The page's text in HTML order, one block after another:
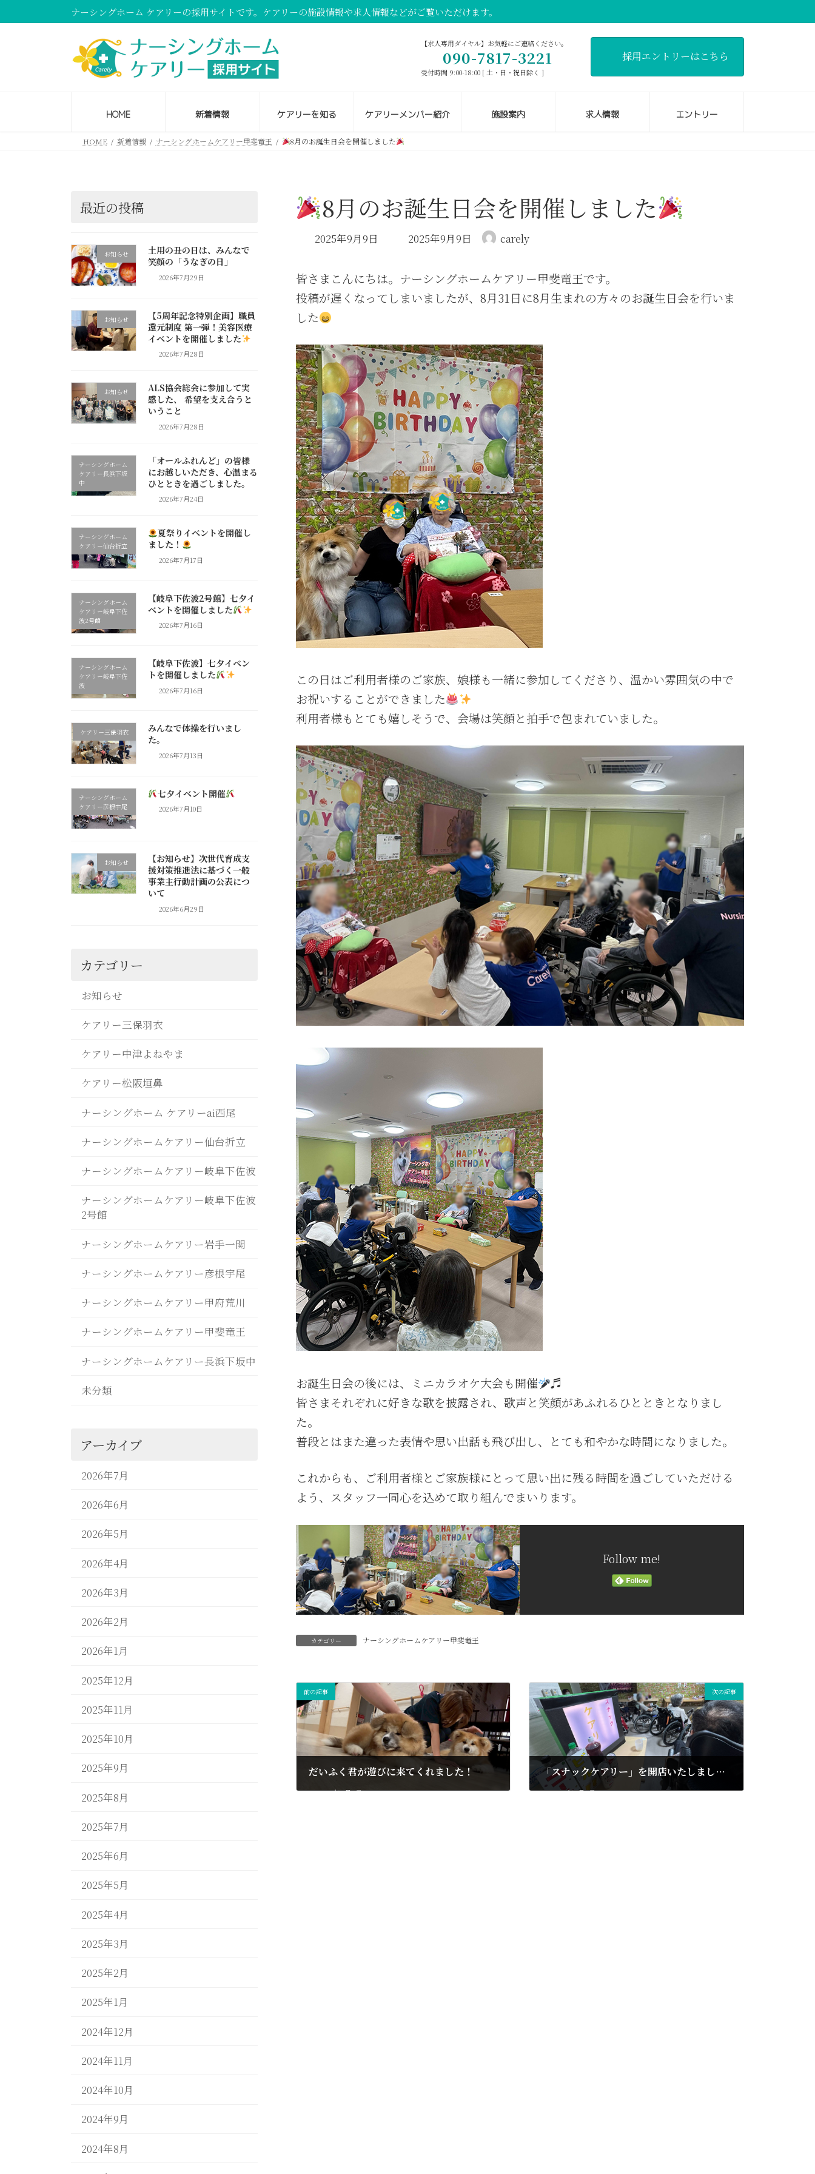
ン
ビ
ナーシングホーム ケアリーの採用サイトです。ケアリーの施設情報や求人情報などがご覧いただけます。
【求人専用ダイヤル】お気軽にご連絡ください。
090-7817-3221
受付時間 9:00-18:00 [ 土・日・祝日除く ]
採用エントリーはこちら
HOME 新着情報 ケアリーを知る ケアリーメンバー紹介 施設案内 求人情報 エントリー
HOME 新着情報 ナーシングホームケアリー甲斐竜王 8月のお誕生日会を開催しました
8月のお誕生日会を開催しました
2025年9月9日
最
新
日
2025年9月9日 carely
皆さまこんにちは。ナーシングホームケアリー甲斐竜王です。
投稿が遅くなってしまいましたが、8月31日に8月生まれの方々のお誕生日会を行いま
した
この日はご利用者様のご家族、娘様も一緒に参加してくださり、温かい雰囲気の中で
お祝いすることができました
利用者様もとても嬉しそうで、会場は笑顔と拍手で包まれていました。
お誕生日会の後には、ミニカラオケ大会も開催
♬
皆さまそれぞれに好きな歌を披露され、歌声と笑顔があふれるひとときとなりまし
た。
普段とはまた違った表情や思い出話も飛び出し、とても和やかな時間になりました。
これからも、ご利用者様とご家族様にとって思い出に残る時間を過ごしていただける
よう、スタッフ一同心を込めて取り組んでまいります。
Follow me!
カテゴリー ナーシングホームケアリー甲斐竜王
前の記事
だいふく君が遊びに来てくれました！
2025年9月9日
次の記事
「スナックケアリー」を開店いたしました！
2025年9月9日
最近の投稿
お知らせ
土用の丑の日は、みんなで
笑顔の「うなぎの日」
2026年7月29日
お知らせ
【5周年記念特別企画】職員
還元制度 第一弾！美容医療
イベントを開催しました
2026年7月28日
お知らせ
ALS協会総会に参加して実
感した、 希望を支え合うと
いうこと
2026年7月28日
ナーシングホーム
ケアリー長浜下坂
中
「オールふれんど」の皆様
にお越しいただき、心温まる
ひとときを過ごしました。
2026年7月24日
ナーシングホーム
ケアリー仙台折立
夏祭りイベントを開催し
ました！
2026年7月17日
ナーシングホーム
ケアリー岐阜下佐
波2号館
【岐阜下佐波2号館】七夕イ
ベントを開催しました
2026年7月16日
ナーシングホーム
ケアリー岐阜下佐
波
【岐阜下佐波】七夕イベン
トを開催しました
2026年7月16日
ケアリー三保羽衣
みんなで体操を行いまし
た。
2026年7月13日
ナーシングホーム
ケアリー彦根宇尾
七夕イベント開催
2026年7月10日
お知らせ
【お知らせ】次世代育成支
援対策推進法に基づく一般
事業主行動計画の公表につ
いて
2026年6月29日
カテゴリー
お知らせ
ケアリー三保羽衣
ケアリー中津よねやま
ケアリー松阪垣鼻
ナーシングホーム ケアリーai西尾
ナーシングホームケアリー仙台折立
ナーシングホームケアリー岐阜下佐波
ナーシングホームケアリー岐阜下佐波
2号館
ナーシングホームケアリー岩手一関
ナーシングホームケアリー彦根宇尾
ナーシングホームケアリー甲府荒川
ナーシングホームケアリー甲斐竜王
ナーシングホームケアリー長浜下坂中
未分類
アーカイブ
2026年7月
2026年6月
2026年5月
2026年4月
2026年3月
2026年2月
2026年1月
2025年12月
2025年11月
2025年10月
2025年9月
2025年8月
2025年7月
2025年6月
2025年5月
2025年4月
2025年3月
2025年2月
2025年1月
2024年12月
2024年11月
2024年10月
2024年9月
2024年8月